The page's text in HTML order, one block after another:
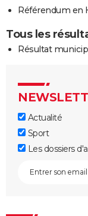
Référendum en
Tous les
Résultat
Actualité
Sport
Les dossiers